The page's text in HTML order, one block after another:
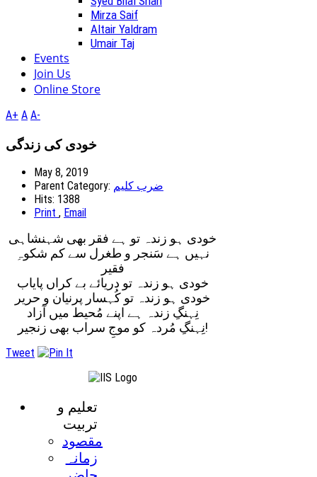
Mirza Saif
Altair Yaldram
Umair Taj
Events
Join Us
Online Store
A+ A A-
خودی کی زندگی
May 8, 2019
Parent Category: ضرب کلیم
Hits: 1388
Print , Email
خودی ہو زندہ تو ہے فقر بھی شہنشاہی
نہیں ہے سَنجر و طغرل سے کم شکوہِ
فقیر
خودی ہو زندہ تو دریائے بے کراں پایاب
خودی ہو زندہ تو کُہسار پرنیان و حریر
نِہنگِ زندہ ہے اپنے مُحیط میں آزاد
نِہنگِ مُردہ کو موجِ سراب بھی زنجیر!
Tweet
تعليم و
تربيت
مقصود
زمانہ